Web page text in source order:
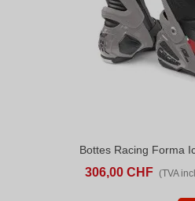
Bottes Racing Forma
306,00 CHF (TVA